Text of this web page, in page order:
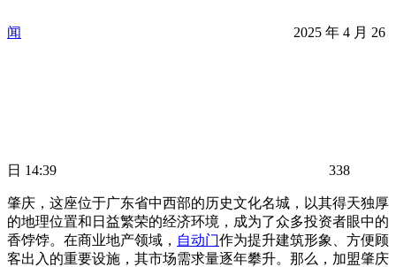
闻 2025 年 4 月 26
日 14:39 338
肇庆，这座位于广东省中西部的历史文化名城，以其得天独厚
的地理位置和日益繁荣的经济环境，成为了众多投资者眼中的
香饽饽。在商业地产领域， 自动门作为提升建筑形象、方便顾
客出入的重要设施，其市场需求量逐年攀升。那么，加盟肇庆